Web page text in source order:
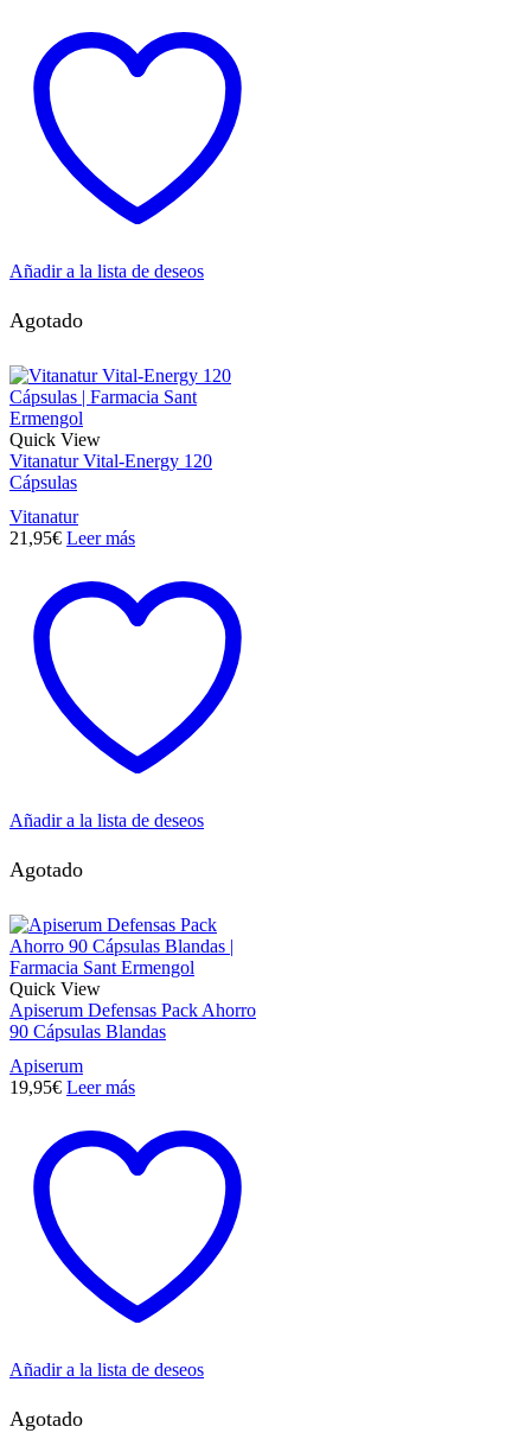
Añadir a la lista de deseos
Agotado
Quick View
Vitanatur Vital-Energy 120
Cápsulas
Vitanatur
21,95€ Leer más
Añadir a la lista de deseos
Agotado
Quick View
Apiserum Defensas Pack Ahorro
90 Cápsulas Blandas
Apiserum
19,95€ Leer más
Añadir a la lista de deseos
Agotado